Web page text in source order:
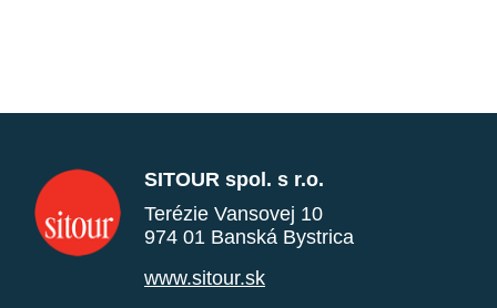
SITOUR spol. s r.o.
Terézie Vansovej 10
974 01 Banská Bystrica
www.sitour.sk